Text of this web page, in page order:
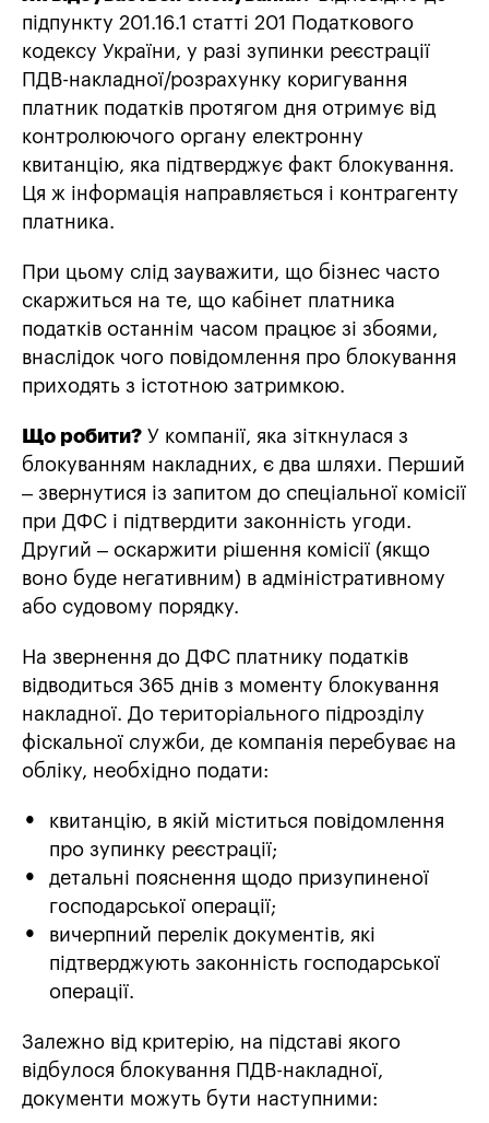
підпункту 201.16.1 статті 201 Податкового
кодексу України, у разі зупинки реєстрації
ПДВ-накладної/розрахунку коригування
платник податків протягом дня отримує від
контролюючого органу електронну
квитанцію, яка підтверджує факт блокування.
Ця ж інформація направляється і контрагенту
платника.
При цьому слід зауважити, що бізнес часто
скаржиться на те, що кабінет платника
податків останнім часом працює зі збоями,
внаслідок чого повідомлення про блокування
приходять з істотною затримкою.
Що робити? У компанії, яка зіткнулася з
блокуванням накладних, є два шляхи. Перший
– звернутися із запитом до спеціальної комісії
при ДФС і підтвердити законність угоди.
Другий – оскаржити рішення комісії (якщо
воно буде негативним) в адміністративному
або судовому порядку.
На звернення до ДФС платнику податків
відводиться 365 днів з моменту блокування
накладної. До територіального підрозділу
фіскальної служби, де компанія перебуває на
обліку, необхідно подати:
квитанцію, в якій міститься повідомлення
про зупинку реєстрації;
детальні пояснення щодо призупиненої
господарської операції;
вичерпний перелік документів, які
підтверджують законність господарської
операції.
Залежно від критерію, на підставі якого
відбулося блокування ПДВ-накладної,
документи можуть бути наступними: